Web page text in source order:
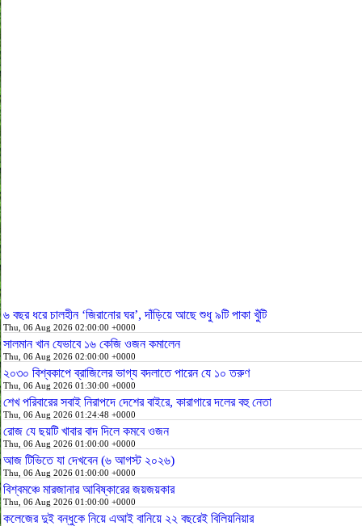
৬ বছর ধরে চালহীন ‘জিরানোর ঘর’, দাঁড়িয়ে আছে শুধু ৯টি পাকা খুঁটি
Thu, 06 Aug 2026 02:00:00 +0000
সালমান খান যেভাবে ১৬ কেজি ওজন কমালেন
Thu, 06 Aug 2026 02:00:00 +0000
২০৩০ বিশ্বকাপে ব্রাজিলের ভাগ্য বদলাতে পারেন যে ১০ তরুণ
Thu, 06 Aug 2026 01:30:00 +0000
শেখ পরিবারের সবাই নিরাপদে দেশের বাইরে, কারাগারে দলের বহু নেতা
Thu, 06 Aug 2026 01:24:48 +0000
রোজ যে ছয়টি খাবার বাদ দিলে কমবে ওজন
Thu, 06 Aug 2026 01:00:00 +0000
আজ টিভিতে যা দেখবেন (৬ আগস্ট ২০২৬)
Thu, 06 Aug 2026 01:00:00 +0000
বিশ্বমঞ্চে মারজানার আবিষ্কারের জয়জয়কার
Thu, 06 Aug 2026 01:00:00 +0000
কলেজের দুই বন্ধুকে নিয়ে এআই বানিয়ে ২২ বছরেই বিলিয়নিয়ার